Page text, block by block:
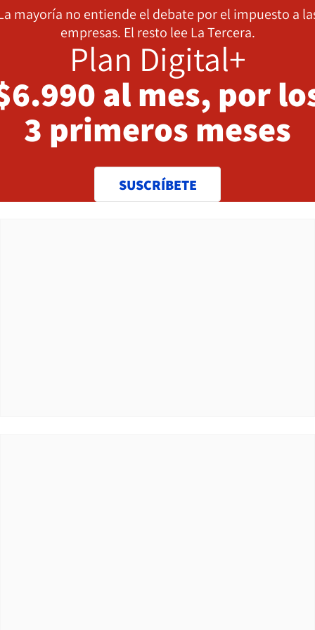
mayoría no entiende el debate por el impuesto a
empresas. El resto lee La Tercera.
Plan Digital+
al mes, por
3 primeros meses
SUSCRÍBETE